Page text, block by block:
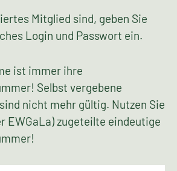
Mitglied sind, geben Sie
Login und Passwort ein.
ist immer ihre
Selbst vergebene
nicht mehr gültig. Nutzen Sie
EWGaLa) zugeteilte eindeutige